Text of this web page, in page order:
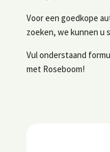
Voor een goedkope
zoeken, we kunnen u
Vul onderstaand
met Roseboom!